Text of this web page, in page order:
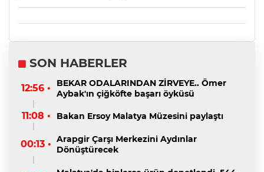
SON HABERLER
12:56 •
BEKAR ODALARINDAN ZİRVEYE.. Ömer
Aybak'ın çiğköfte başarı öyküsü
11:08 • Bakan Ersoy Malatya Müzesini paylaştı
00:13 • Arapgir Çarşı Merkezini Aydınlar
Dönüştürecek